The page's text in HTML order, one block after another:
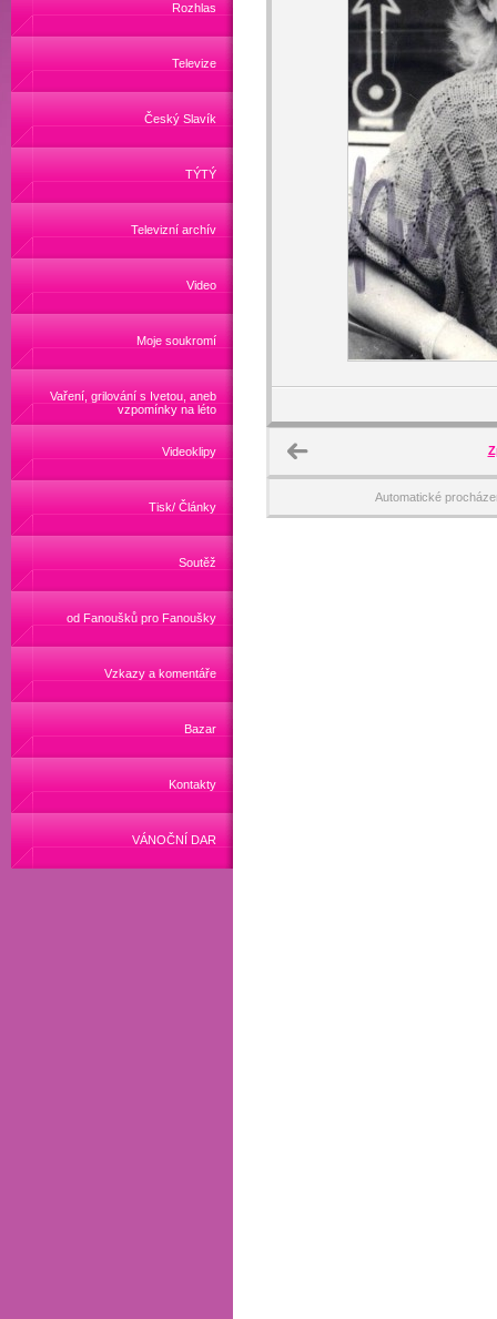
Rozhlas
Televize
Český Slavík
TÝTÝ
Televizní archív
Video
Moje soukromí
Vaření, grilování s Ivetou, aneb
vzpomínky na léto
Videoklipy
Tisk/ Články
Soutěž
od Fanoušků pro Fanoušky
Vzkazy a komentáře
Bazar
Kontakty
VÁNOČNÍ DAR
Automatické